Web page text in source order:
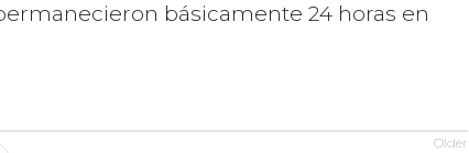
básicamente 24 horas en
Older